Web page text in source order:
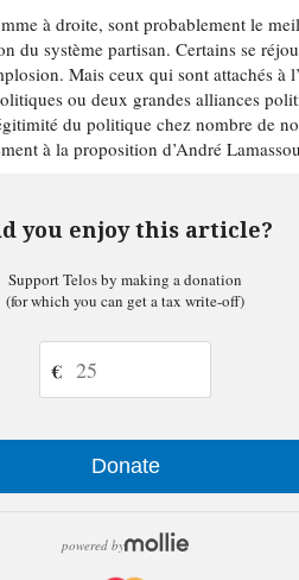
à droite, sont probablement le
du système partisan. Certains se
Mais ceux qui sont attachés à
ou deux grandes alliances
du politique chez nombre de
à la proposition d’André
you enjoy this article?
Support Telos by making a donation
(for which you can get a tax write-off)
€
Donate
powered by